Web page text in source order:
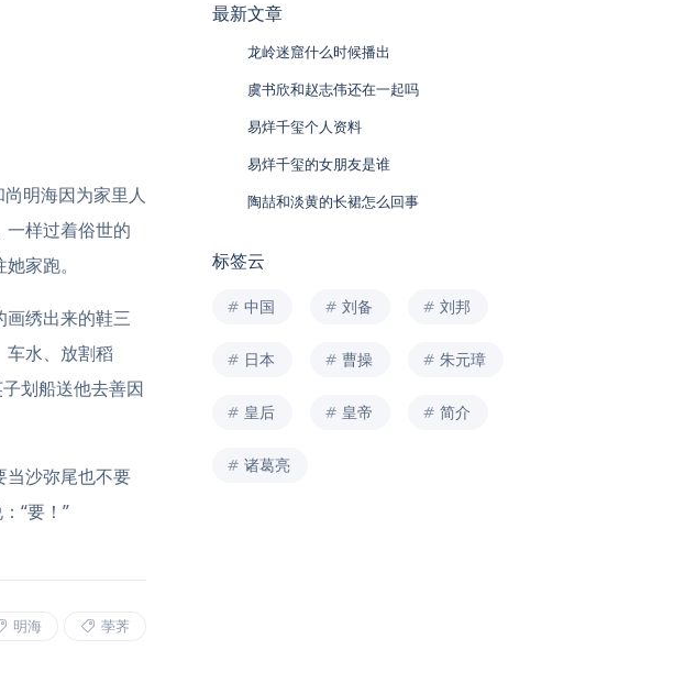
明海因为家里人
一样过着俗世的
家跑。
绣出来的鞋三
车水、放割稻
划船送他去善因
当沙弥尾也不要
“要！”
明海 荸荠
最新文章
龙岭迷窟什么时候播出
虞书欣和赵志伟还在一起吗
易烊千玺个人资料
易烊千玺的女朋友是谁
陶喆和淡黄的长裙怎么回事
标签云
中国 刘备 刘邦
日本 曹操 朱元璋
皇后 皇帝 简介
诸葛亮